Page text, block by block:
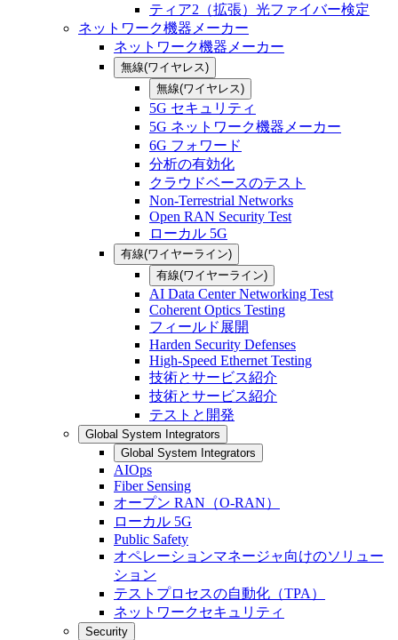
ティア2（拡張）光ファイバー検定
ネットワーク機器メーカー
ネットワーク機器メーカー
無線(ワイヤレス)
無線(ワイヤレス)
5G セキュリティ
5G ネットワーク機器メーカー
6G フォワード
分析の有効化
クラウドベースのテスト
Non-Terrestrial Networks
Open RAN Security Test
ローカル 5G
有線(ワイヤーライン)
有線(ワイヤーライン)
AI Data Center Networking Test
Coherent Optics Testing
フィールド展開
Harden Security Defenses
High-Speed Ethernet Testing
技術とサービス紹介
技術とサービス紹介
テストと開発
Global System Integrators
Global System Integrators
AIOps
Fiber Sensing
オープン RAN（O-RAN）
ローカル 5G
Public Safety
オペレーションマネージャ向けのソリュー
ション
テストプロセスの自動化（TPA）
ネットワークセキュリティ
Security